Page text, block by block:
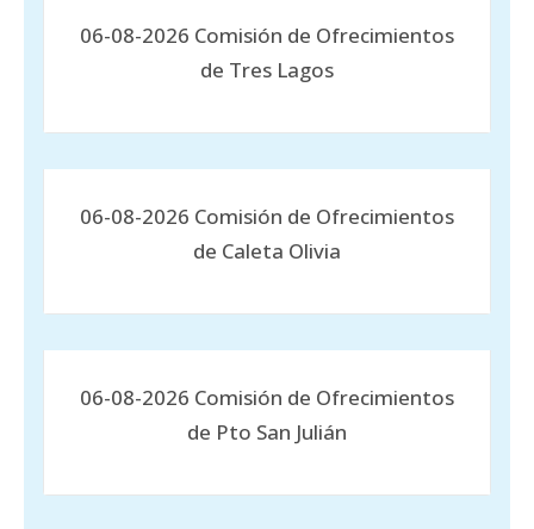
06-08-2026 Comisión de Ofrecimientos
de Tres Lagos
06-08-2026 Comisión de Ofrecimientos
de Caleta Olivia
06-08-2026 Comisión de Ofrecimientos
de Pto San Julián